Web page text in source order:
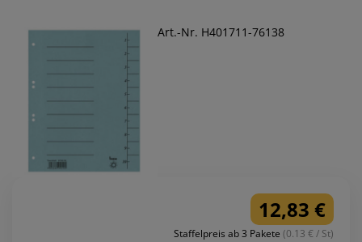
Art.-Nr. H401711-76138
12,83 €
Staffelpreis ab 3 Pakete (0.13 € / St)